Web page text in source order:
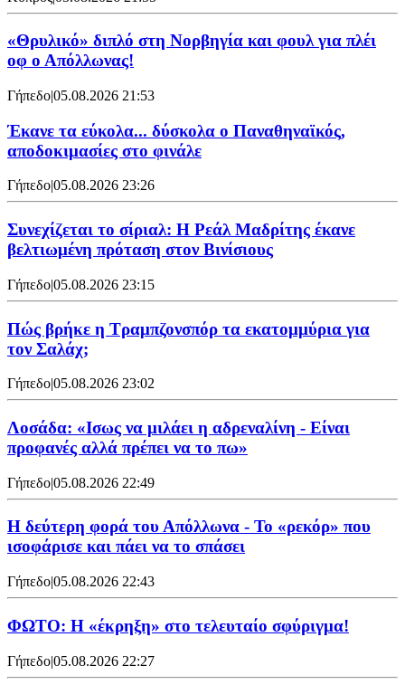
«Θρυλικό» διπλό στη Νορβηγία και φουλ για πλέι
οφ ο Απόλλωνας!
Γήπεδο|05.08.2026 21:53
Έκανε τα εύκολα... δύσκολα ο Παναθηναϊκός,
αποδοκιμασίες στο φινάλε
Γήπεδο|05.08.2026 23:26
Συνεχίζεται το σίριαλ: Η Ρεάλ Μαδρίτης έκανε
βελτιωμένη πρόταση στον Βινίσιους
Γήπεδο|05.08.2026 23:15
Πώς βρήκε η Τραμπζονσπόρ τα εκατομμύρια για
τον Σαλάχ;
Γήπεδο|05.08.2026 23:02
Λοσάδα: «Ισως να μιλάει η αδρεναλίνη - Είναι
προφανές αλλά πρέπει να το πω»
Γήπεδο|05.08.2026 22:49
Η δεύτερη φορά του Απόλλωνα - Το «ρεκόρ» που
ισοφάρισε και πάει να το σπάσει
Γήπεδο|05.08.2026 22:43
ΦΩΤΟ: Η «έκρηξη» στο τελευταίο σφύριγμα!
Γήπεδο|05.08.2026 22:27